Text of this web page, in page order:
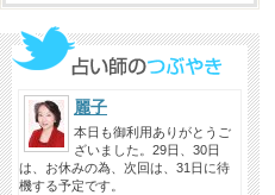
麗子
本日も御利用ありがとうご
ざいました。29日、30日
は、お休みの為、次回は、31日に待
機する予定です。